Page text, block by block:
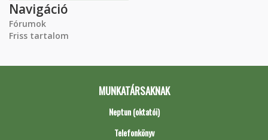
Navigáció
Fórumok
Friss tartalom
MUNKATÁRSAKNAK
Neptun (oktatói)
Telefonkönyv